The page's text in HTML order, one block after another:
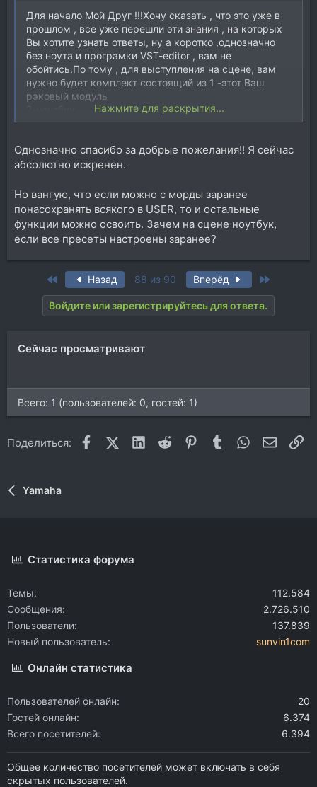
Для начало Мой Друг !!!Хочу сказать , что это уже в
прошлом , все уже перешли эти знания , на которых
Вы хотите узнать ответы, ну а коротко ,однозначно
без ноута и програмки VST-editor , вам не
обойтись.По тому , для выступления на сцене, вам
нужно будет комплект состоящий из 1 -этот Ваш
рэковый модуль
3-и миди клавиатура
можно разделить по зонам (то бишь по гаммам) и
последнее в програмке VST-editor там все есть и
тыка все делать , не бойтесь ничего не сломаете ,
главное время и терпения , и эта програмка даст
ответы на все Ваши вопросы
Нажмите для раскрытия...
Однозначно спасибо за добрые пожелания!! Я сейчас
абсолютно искренен.
Но вангую, что если можно с морды заранее
понасохранять всякого в USER, то и остальные
функции можно освоить. Зачем на сцене ноутбук,
если все пресеты настроены заранее?
First Назад 88 из 90 Вперёд
Войдите или зарегистрируйтесь для ответа.
Сейчас просматривают
Всего: 1 (пользователей: 0, гостей: 1)
Поделиться: FacebookX (Twitter)
LinkedIn
Reddit Pinterest
Tumblr WhatsApp
Yamaha
Статистика форума
Темы
112.584
Сообщения
2.726.510
Пользователи
137.839
Новый пользователь
sunvin1com
Онлайн статистика
Пользователей онлайн
20
Гостей онлайн
6.374
Всего посетителей
6.394
Общее количество посетителей может включать в себя
скрытых пользователей.